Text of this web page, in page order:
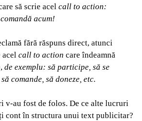
să scrie acel call to action:
comandă acum!
fără răspuns direct, atunci
acel call to action care îndeamnă
de exemplu: să participe, să se
comande, să doneze, etc.
v-au fost de folos. De ce alte lucruri
cont în structura unui text publicitar?